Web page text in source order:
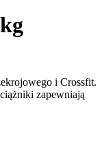
i Crossfit.
zapewniają